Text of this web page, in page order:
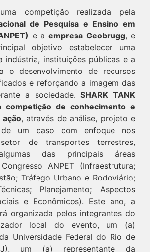
competição realizada pela
de Pesquisa e Ensino em
e aempresa Geobrugg, e
objetivo estabelecer uma
indústria, instituições públicas e a
o desenvolvimento de recursos
e reforçando a imagem das
a sociedade.SHARK TANK
competição de conhecimento e
ação, através de análise, projeto e
de um caso com enfoque nos
de transportes terrestres,
das principais áreas
ANPET (Infraestrutura;
Tráfego Urbano e Rodoviário;
Planejamento; Aspectos
e Econômicos). Este ano, a
organizada pelos integrantes do
local do evento, um (a)
Universidade Federal do Rio de
um (a) representante da